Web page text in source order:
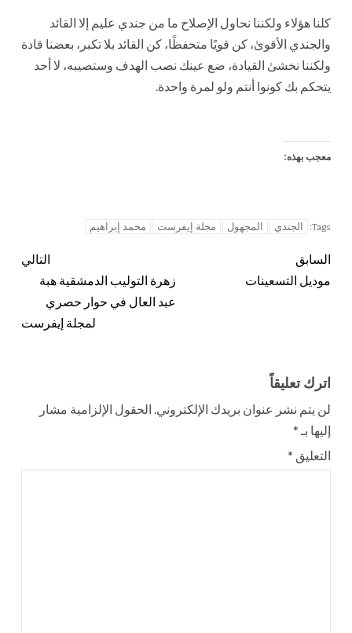
كلنا هؤلاء ولكننا نحاول الإصلاح ما من جندي عليم إلا القائد
والجندي الأقوىٰ، كن قويًا متحفظًا، كن القائد بلا تكبر، بعضنا قادة
ولكننا نخشىٰ القيادة، ضع عينك نصب الهدف وستصيبه، لا أحد
يتحكم بك كونوا أنتم ولو لمرة واحدة.
معجب بهذه:
Tags: الجندي المجهول مجلة إيفرست محمد إبراهيم
السابق
موديل التسعينات
التالي
زهرة التوليب الدمشقية هبة
عبد العال في حوار حصري
لمجلة إيفرست
اترك تعليقاً
لن يتم نشر عنوان بريدك الإلكتروني. الحقول الإلزامية مشار
إليها بـ *
التعليق *